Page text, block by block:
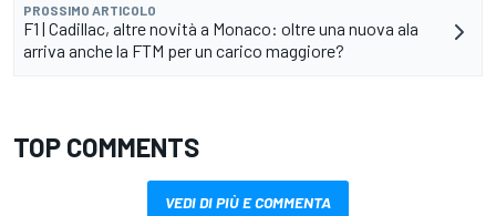
PROSSIMO ARTICOLO
F1 | Cadillac, altre novità a Monaco: oltre una nuova ala
arriva anche la FTM per un carico maggiore?
TOP COMMENTS
VEDI DI PIÙ E COMMENTA